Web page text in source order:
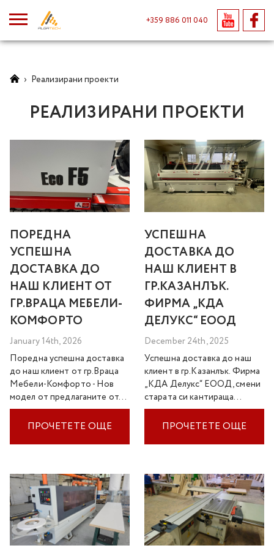
+359 886 011 040
› Реализирани проекти
РЕАЛИЗИРАНИ ПРОЕКТИ
ПОРЕДНА
УСПЕШНА
ДОСТАВКА ДО
НАШ КЛИЕНТ ОТ
ГР.ВРАЦА МЕБЕЛИ-
КОМФОРТО
January 14th, 2026
Поредна успешна доставка
до наш клиент от гр.Враца
Мебели-Комфорто - Нов
модел от предлаганите от…
ПРОЧЕТЕТЕ ОЩЕ
УСПЕШНА
ДОСТАВКА ДО
НАШ КЛИЕНТ В
ГР.КАЗАНЛЪК.
ФИРМА „КДА
ДЕЛУКС“ ЕООД
December 24th, 2025
Успешна доставка до наш
клиент в гр.Казанлък. Фирма
„КДА Делукс“ ЕООД, смени
старата си кантираща…
ПРОЧЕТЕТЕ ОЩЕ